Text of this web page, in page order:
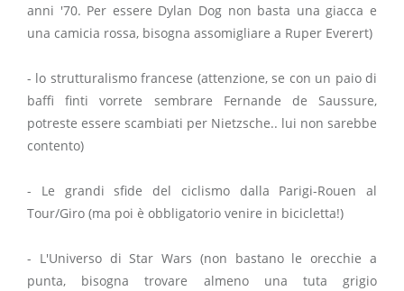
anni '70. Per essere Dylan Dog non basta una giacca e
una camicia rossa, bisogna assomigliare a Ruper Everert)
- lo strutturalismo francese (attenzione, se con un paio di
baffi finti vorrete sembrare Fernande de Saussure,
potreste essere scambiati per Nietzsche.. lui non sarebbe
contento)
- Le grandi sfide del ciclismo dalla Parigi-Rouen al
Tour/Giro (ma poi è obbligatorio venire in bicicletta!)
- L'Universo di Star Wars (non bastano le orecchie a
punta, bisogna trovare almeno una tuta grigio